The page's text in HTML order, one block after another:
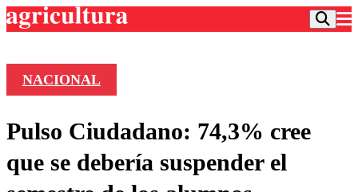
Frecuencias
Agricultura TV
Deportes
NACIONAL
Pulso Ciudadano: 74,3% cree
que se debería suspender el